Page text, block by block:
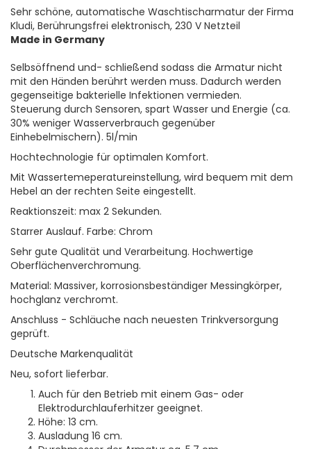
Sehr schöne, automatische Waschtischarmatur der Firma
Kludi, Berührungsfrei elektronisch, 230 V Netzteil
Made in Germany
Selbsöffnend und- schließend sodass die Armatur nicht
mit den Händen berührt werden muss. Dadurch werden
gegenseitige bakterielle Infektionen vermieden.
Steuerung durch Sensoren, spart Wasser und Energie (ca.
30% weniger Wasserverbrauch gegenüber
Einhebelmischern). 5l/min
Hochtechnologie für optimalen Komfort.
Mit Wassertemeperatureinstellung, wird bequem mit dem
Hebel an der rechten Seite eingestellt.
Reaktionszeit: max 2 Sekunden.
Starrer Auslauf. Farbe: Chrom
Sehr gute Qualität und Verarbeitung. Hochwertige
Oberflächenverchromung.
Material: Massiver, korrosionsbeständiger Messingkörper,
hochglanz verchromt.
Anschluss - Schläuche nach neuesten Trinkversorgung
geprüft.
Deutsche Markenqualität
Neu, sofort lieferbar.
Auch für den Betrieb mit einem Gas- oder
Elektrodurchlauferhitzer geeignet.
Höhe: 13 cm.
Ausladung 16 cm.